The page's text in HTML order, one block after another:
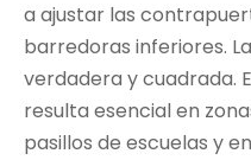
a ajustar las
barredoras inferiores.
verdadera y cuadrada.
resulta esencial en
pasillos de escuelas y